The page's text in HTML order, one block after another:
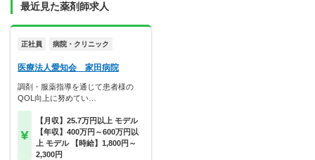
最近見た薬剤師求人
正社員 病院・クリニック
医療法人愛知会 家田病院
調剤・服薬指導を通じて患者様の
QOL向上に努めてい…
【月収】25.7万円以上 モデル
【年収】400万円～600万円以
上 モデル 【時給】1,800円～
2,300円